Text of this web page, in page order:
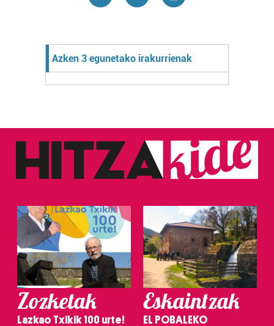
Azken 3 egunetako irakurrienak
Zozketak
Lazkao Txikik 100 urte!
Eskaintzak
EL POBALEKO